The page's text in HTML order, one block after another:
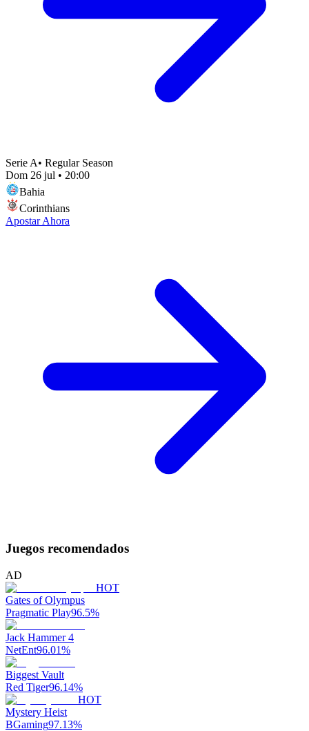
Serie A• Regular Season
Dom 26 jul • 20:00
Bahia
Corinthians
Apostar Ahora
Juegos recomendados
AD
HOT
Gates of Olympus
Pragmatic Play96.5%
Jack Hammer 4
NetEnt96.01%
Biggest Vault
Red Tiger96.14%
HOT
Mystery Heist
BGaming97.13%